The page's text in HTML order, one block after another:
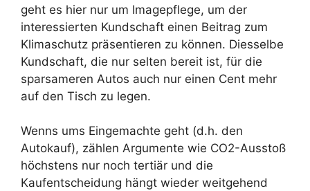
geht es hier nur um Imagepflege, um der
interessierten Kundschaft einen Beitrag zum
Klimaschutz präsentieren zu können. Diesselbe
Kundschaft, die nur selten bereit ist, für die
sparsameren Autos auch nur einen Cent mehr
auf den Tisch zu legen.
Wenns ums Eingemachte geht (d.h. den
Autokauf), zählen Argumente wie CO2-Ausstoß
höchstens nur noch tertiär und die
Kaufentscheidung hängt wieder weitgehend